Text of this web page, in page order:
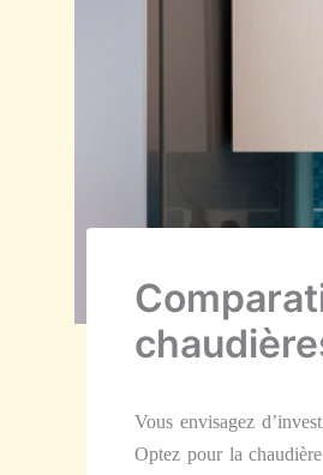
Vous envisagez
Optez pour la